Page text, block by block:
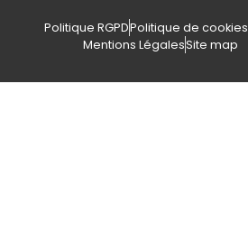
Politique RGPDPolitique de cookies
Mentions LégalesSite map